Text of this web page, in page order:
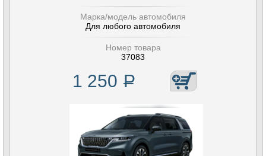
Марка/модель автомобиля
Для любого автомобиля
Номер товара
37083
1 250 Р